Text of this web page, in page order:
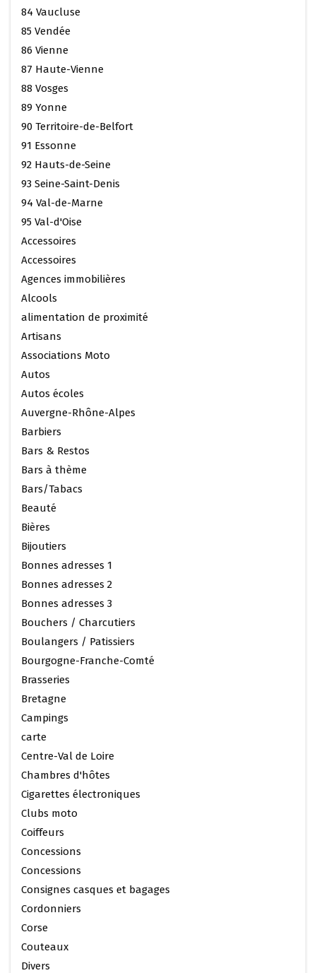
84 Vaucluse
85 Vendée
86 Vienne
87 Haute-Vienne
88 Vosges
89 Yonne
90 Territoire-de-Belfort
91 Essonne
92 Hauts-de-Seine
93 Seine-Saint-Denis
94 Val-de-Marne
95 Val-d'Oise
Accessoires
Accessoires
Agences immobilières
Alcools
alimentation de proximité
Artisans
Associations Moto
Autos
Autos écoles
Auvergne-Rhône-Alpes
Barbiers
Bars & Restos
Bars à thème
Bars/Tabacs
Beauté
Bières
Bijoutiers
Bonnes adresses 1
Bonnes adresses 2
Bonnes adresses 3
Bouchers / Charcutiers
Boulangers / Patissiers
Bourgogne-Franche-Comté
Brasseries
Bretagne
Campings
carte
Centre-Val de Loire
Chambres d'hôtes
Cigarettes électroniques
Clubs moto
Coiffeurs
Concessions
Concessions
Consignes casques et bagages
Cordonniers
Corse
Couteaux
Divers